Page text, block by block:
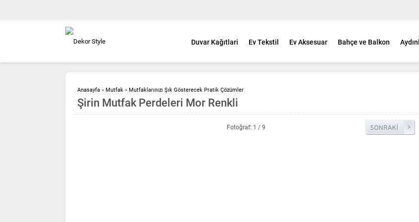
Duvar Kağıtlari Ev Tekstil Ev Aksesuar Bahçe ve Balkon
Anasayfa » Mutfak » Mutfaklarınızı Şık Gösterecek Pratik Çözümler
Şirin Mutfak Perdeleri Mor Renkli
Fotoğraf: 1 / 9